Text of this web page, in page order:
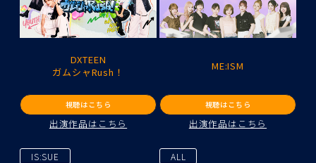
DXTEEN
ガムシャRush！
視聴はこちら
出演作品はこちら
ME:ISM
視聴はこちら
出演作品はこちら
IS:SUE ALL